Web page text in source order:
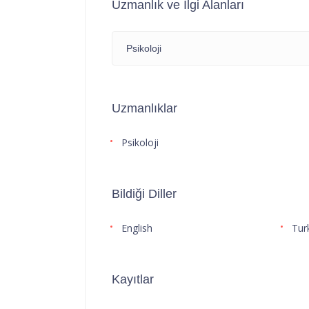
Uzmanlık ve İlgi Alanları
Psikoloji
Uzmanlıklar
Psikoloji
Bildiği Diller
English
Kayıtlar